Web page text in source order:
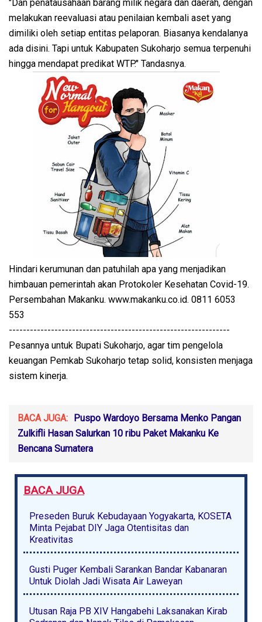
"Dan penatausahaan barang milik negara dan daerah, dengan
melakukan reevaluasi atau penilaian kembali aset yang
dimiliki oleh setiap entitas pelaporan. Biasanya kendalanya
ada disini. Tapi untuk Kabupaten Sukoharjo semua terpenuhi
hingga mendapat predikat WTP." Tandasnya.
Hindari kerumunan dan patuhilah apa yang menjadikan
himbauan pemerintah akan Protokoler Kesehatan Covid-19.
Persembahan Makanku. www.makanku.co.id. 0811 6053
553
---------------------------------------------------------------
Pesannya untuk Bupati Sukoharjo, agar tim pengelola
keuangan Pemkab Sukoharjo tetap solid, konsisten menjaga
sistem kinerja.
BACA JUGA:
Puspo Wardoyo Bersama Menko Pangan
Zulkifli Hasan Salurkan 10 ribu Paket Makanku Ke
Bencana Sumatera
BACA JUGA
Preseden Buruk Kebudayaan Yogyakarta, KOSETA
Minta Pejabat DIY Jaga Otentisitas dan
Kreativitas
Gusti Puger Kembali Sarankan Bandar Kabanaran
Untuk Diolah Jadi Wisata Air Laweyan
Utusan Raja PB XIV Hangabehi Laksanakan Kirab